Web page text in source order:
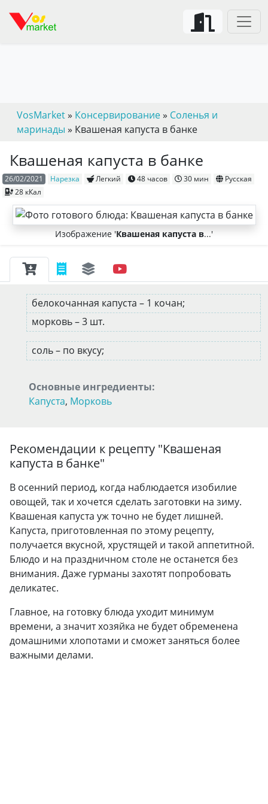
VosMarket» Консервирование» Соленья и
маринады » Квашеная капуста в банке
Квашеная капуста в банке
26/02/2021 Нарезка Легкий 48 часов 30 мин
Русская
28 кКал
Изображение 'Квашеная капуста в...'
белокочанная капуста – 1 кочан;
морковь – 3 шт.
соль – по вкусу;
Основные ингредиенты:
Капуста, Морковь
Рекомендации к рецепту "Квашеная
капуста в банке"
В осенний период, когда наблюдается изобилие
овощей, так и хочется сделать заготовки на зиму.
Квашеная капуста уж точно не будет лишней.
Капуста, приготовленная по этому рецепту,
получается вкусной, хрустящей и такой аппетитной.
Блюдо и на праздничном столе не останется без
внимания. Даже гурманы захотят попробовать
деликатес.
Главное, на готовку блюда уходит минимум
времени, а значит хозяйка не будет обременена
домашними хлопотами и сможет заняться более
важными делами.